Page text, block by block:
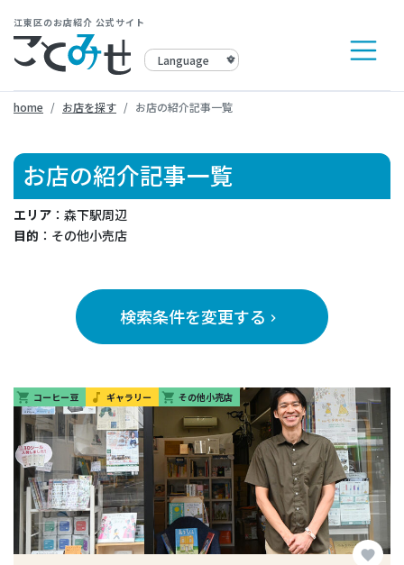
江東区のお店紹介 公式サイト
home お店を探す お店の紹介記事一覧
お店の紹介記事一覧
エリア ：森下駅周辺
目的 ：その他小売店
検索条件を変更する keyboard_arrow_right
shopping_cart コーヒー豆 music_note ギャラリー shopping_cart その他小売店
favorite